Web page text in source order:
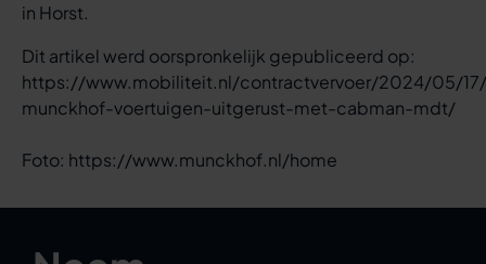
in Horst.
Dit artikel werd oorspronkelijk gepubliceerd op:
https://www.mobiliteit.nl/contractvervoer/2024/05/
munckhof-voertuigen-uitgerust-met-cabman-mdt/
Foto: https://www.munckhof.nl/home